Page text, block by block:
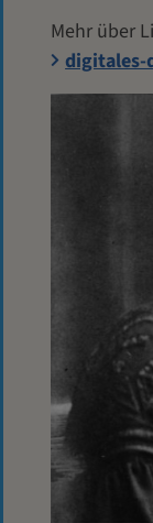
Mehr über
digitales-